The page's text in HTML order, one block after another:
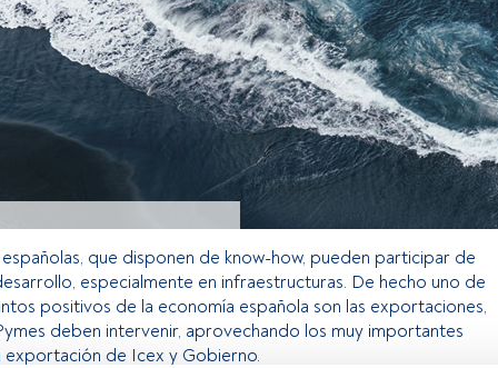
que disponen de know-how, pueden participar de
especialmente en infraestructuras. De hecho uno de
positivos de la economía española son las exportaciones,
deben intervenir, aprovechando los muy importantes
exportación de Icex y Gobierno.